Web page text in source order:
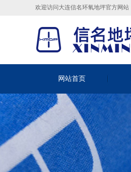
欢迎访问大连信名环氧地坪官方网站
网站首页